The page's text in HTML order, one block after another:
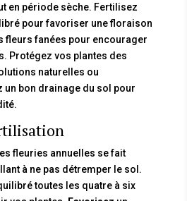
en période sèche. Fertilisez
pour favoriser une floraison
fleurs fanées pour encourager
Protégez vos plantes des
naturelles ou
bon drainage du sol pour
fleuries annuelles se fait
à ne pas détremper le sol.
toutes les quatre à six